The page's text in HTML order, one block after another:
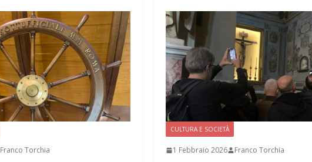
Franco Torchia
CULTURA E SOCIETÀ
1 Febbraio 2026 Franco Torchia